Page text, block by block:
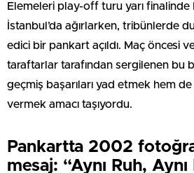
Elemeleri play-off turu yarı finalinde
İstanbul’da ağırlarken, tribünlerde
edici bir pankart açıldı. Maç öncesi
taraftarlar tarafından sergilenen bu
geçmiş başarıları yad etmek hem
vermek amacı taşıyordu.
Pankartta 2002
mesaj: “Aynı Ruh, Aynı